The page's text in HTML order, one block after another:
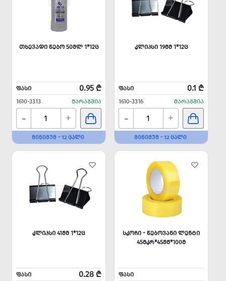
ᲗᲮᲔᲕᲐᲓᲘ ᲬᲔᲑᲝ 50ᲛᲚ 1*12Ც
ᲤᲐᲡᲘ 0.95 ₾
1610-3313 ᲛᲐᲠᲐᲒᲨᲘᲐ
- +
ᲛᲘᲜᲘᲛᲣᲛ - 12 ᲪᲐᲚᲘ
ᲙᲚᲘᲞᲡᲘ 19ᲛᲛ 1*12Ც
ᲤᲐᲡᲘ 0.1 ₾
1610-3316 ᲛᲐᲠᲐᲒᲨᲘᲐ
- +
ᲛᲘᲜᲘᲛᲣᲛ - 12 ᲪᲐᲚᲘ
ᲙᲚᲘᲞᲡᲘ 41ᲛᲛ 1*12Ც
ᲤᲐᲡᲘ 0.28 ₾
ᲡᲙᲝᲩᲘ - ᲬᲔᲑᲝᲕᲐᲜᲘ ᲚᲔᲜᲢᲘ
45ᲛᲙᲠ*45ᲛᲛ*100Მ
ᲤᲐᲡᲘ